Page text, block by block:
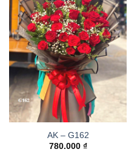
AK – G162
780.000 ₫